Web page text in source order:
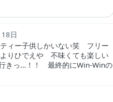
日
ィー子供しかいない笑 フリー
りひでえや 不味くても楽しい
きっ…！！ 最終的にWin-Winの